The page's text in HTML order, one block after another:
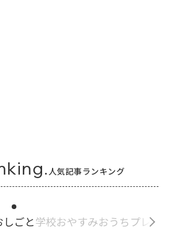
人気記事ランキング
しごと学校おやすみおうち プレゼン